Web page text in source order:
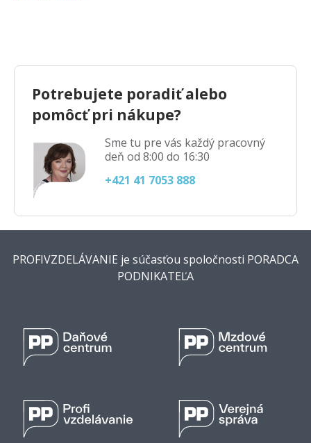
Potrebujete poradiť alebo
pomôcť pri nákupe?
Sme tu pre vás každý pracovný
deň od 8:00 do 16:30
+421 41 7053 888
PROFIVZDELÁVANIE je súčasťou spoločnosti PORADCA
PODNIKATEĽA